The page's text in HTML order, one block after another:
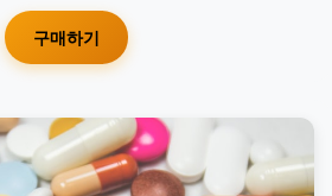
구매하기